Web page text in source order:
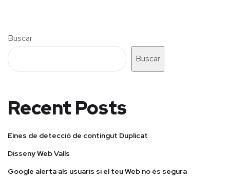
Buscar
Buscar
Recent Posts
Eines de detecció de contingut Duplicat
Disseny Web Valls
Google alerta als usuaris si el teu Web no és segura